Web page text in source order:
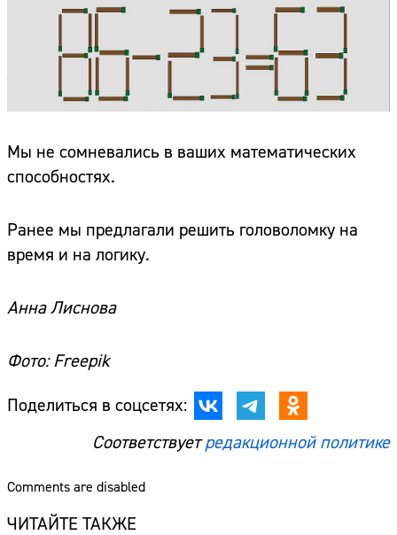
Мы не сомневались в ваших математических
способностях.
Ранее мы предлагали решить головоломку на
время и на логику.
Анна Лиснова
Фото: Freepik
Поделиться в соцсетях:
Соответствуетредакционной политике
Comments are disabled
ЧИТАЙТЕ ТАКЖЕ